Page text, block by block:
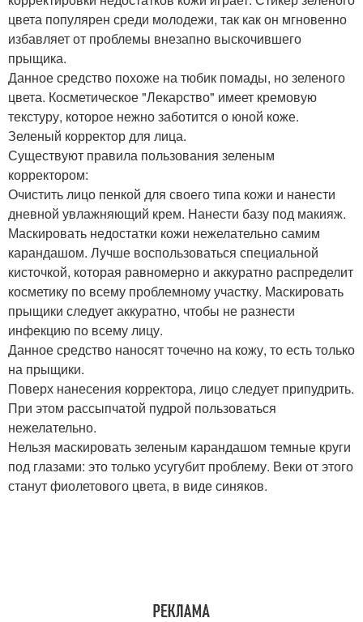
цвета популярен среди молодежи, так как он мгновенно
избавляет от проблемы внезапно выскочившего
прыщика.
Данное средство похоже на тюбик помады, но зеленого
цвета. Косметическое "Лекарство" имеет кремовую
текстуру, которое нежно заботится о юной коже.
Зеленый корректор для лица.
Существуют правила пользования зеленым
корректором:
Очистить лицо пенкой для своего типа кожи и нанести
дневной увлажняющий крем. Нанести базу под макияж.
Маскировать недостатки кожи нежелательно самим
карандашом. Лучше воспользоваться специальной
кисточкой, которая равномерно и аккуратно распределит
косметику по всему проблемному участку. Маскировать
прыщики следует аккуратно, чтобы не разнести
инфекцию по всему лицу.
Данное средство наносят точечно на кожу, то есть только
на прыщики.
Поверх нанесения корректора, лицо следует припудрить.
При этом рассыпчатой пудрой пользоваться
нежелательно.
Нельзя маскировать зеленым карандашом темные круги
под глазами: это только усугубит проблему. Веки от этого
станут фиолетового цвета, в виде синяков.